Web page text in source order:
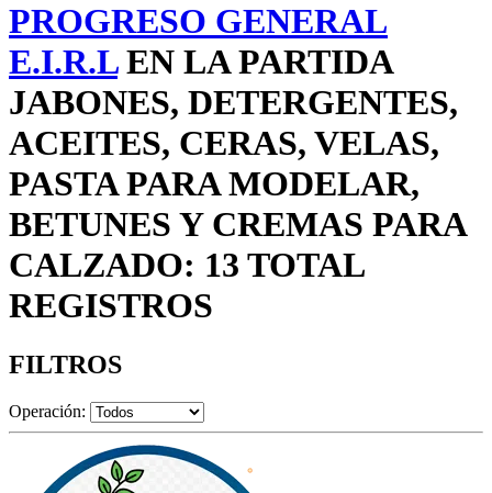
PROGRESO GENERAL
E.I.R.LEN LA PARTIDA
JABONES, DETERGENTES,
ACEITES, CERAS, VELAS,
PASTA PARA MODELAR,
BETUNES Y CREMAS PARA
CALZADO: 13 TOTAL
REGISTROS
FILTROS
Operación: